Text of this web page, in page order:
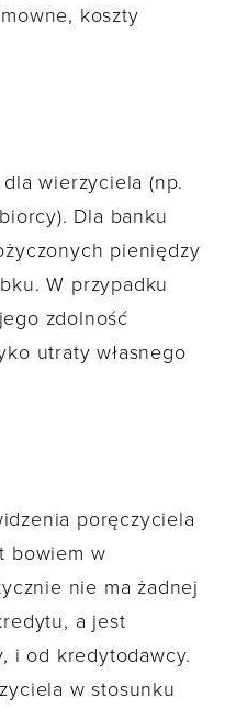
koszty
wierzyciela (np.
Dla banku
pieniędzy
W przypadku
zdolność
utraty własnego
poręczyciela
bowiem w
nie ma żadnej
a jest
i od kredytodawcy.
w stosunku